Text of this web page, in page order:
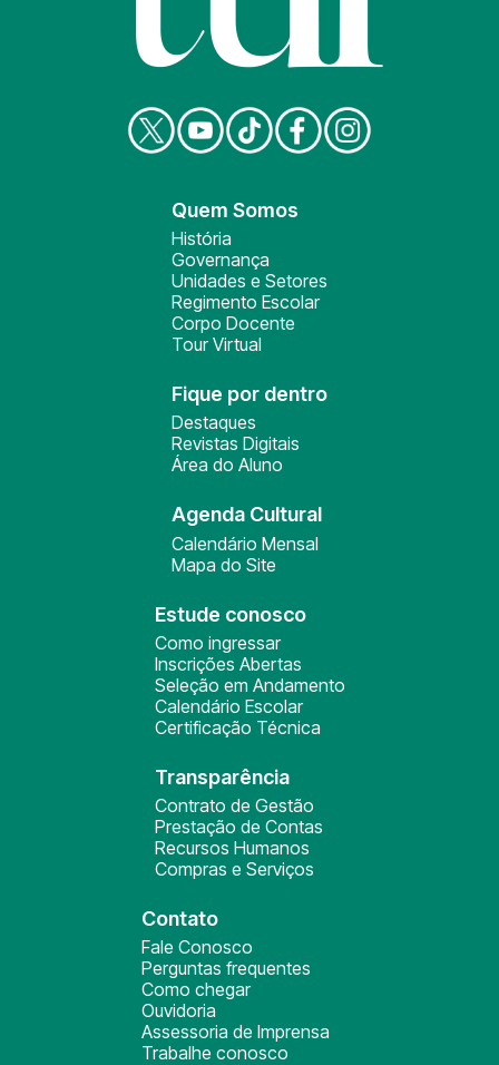
Quem Somos
História
Governança
Unidades e Setores
Regimento Escolar
Corpo Docente
Tour Virtual
Fique por dentro
Destaques
Revistas Digitais
Área do Aluno
Agenda Cultural
Calendário Mensal
Mapa do Site
Estude conosco
Como ingressar
Inscrições Abertas
Seleção em Andamento
Calendário Escolar
Certificação Técnica
Transparência
Contrato de Gestão
Prestação de Contas
Recursos Humanos
Compras e Serviços
Contato
Fale Conosco
Perguntas frequentes
Como chegar
Ouvidoria
Assessoria de Imprensa
Trabalhe conosco